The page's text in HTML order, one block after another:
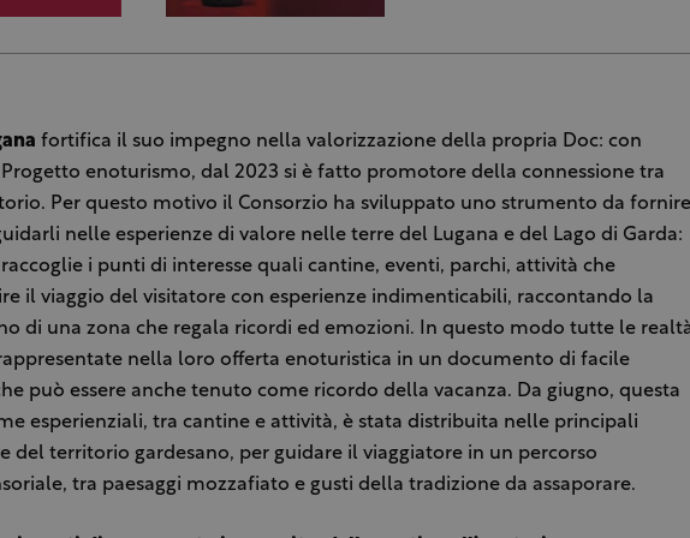
fortifica il suo impegno nella valorizzazione della propria Doc: con
Progetto enoturismo, dal 2023 si è fatto promotore della connessione tra
Per questo motivo il Consorzio ha sviluppato uno strumento da fornire
nelle esperienze di valore nelle terre del Lugana e del Lago di Garda:
i punti di interesse quali cantine, eventi, parchi, attività che
il viaggio del visitatore con esperienze indimenticabili, raccontando la
di una zona che regala ricordi ed emozioni. In questo modo tutte le
nella loro offerta enoturistica in un documento di facile
può essere anche tenuto come ricordo della vacanza. Da giugno, questa
esperienziali, tra cantine e attività, è stata distribuita nelle principali
del territorio gardesano, per guidare il viaggiatore in un percorso
tra paesaggi mozzafiato e gusti della tradizione da assaporare.